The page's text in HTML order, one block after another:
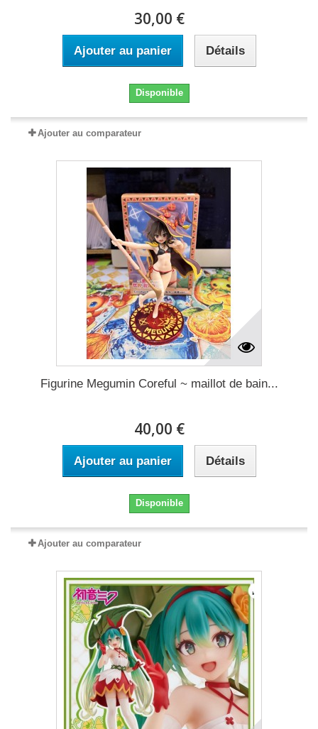
30,00 €
Ajouter au panier Détails
Disponible
Ajouter au comparateur
Figurine Megumin Coreful ~ maillot de bain...
40,00 €
Ajouter au panier Détails
Disponible
Ajouter au comparateur